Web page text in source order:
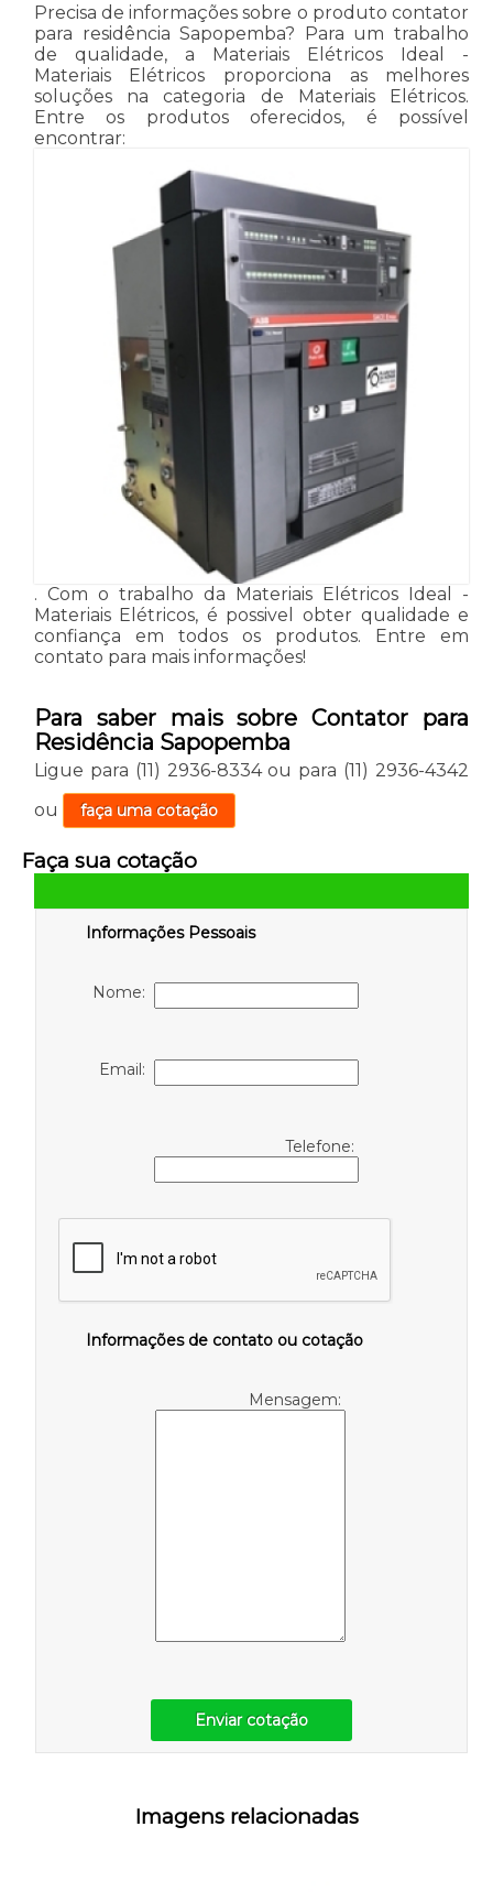
Precisa de informações sobre o produto contator
para residência Sapopemba? Para um trabalho
de qualidade, a Materiais Elétricos Ideal -
Materiais Elétricos proporciona as melhores
soluções na categoria de Materiais Elétricos.
Entre os produtos oferecidos, é possível
encontrar:
. Com o trabalho da Materiais Elétricos Ideal -
Materiais Elétricos, é possivel obter qualidade e
confiança em todos os produtos. Entre em
contato para mais informações!
Para saber mais sobre Contator para
Residência Sapopemba
Ligue para (11) 2936-8334ou para (11) 2936-4342
ou
faça uma cotação
Faça sua cotação
Informações Pessoais
Nome:
Email:
Telefone:
Informações de contato ou cotação
Mensagem:
Enviar cotação
Imagens relacionadas